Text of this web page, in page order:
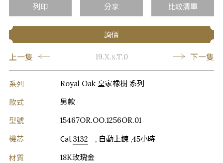
列印 分享 比較清單
詢價
上一隻 19.X.x.T.0 下一隻
系列 Royal Oak 皇家橡樹 系列
款式 男款
型號 15467OR.OO.1256OR.01
機芯 Cal.3132 , 自動上鍊 ,45小時
材質 18K玫瑰金